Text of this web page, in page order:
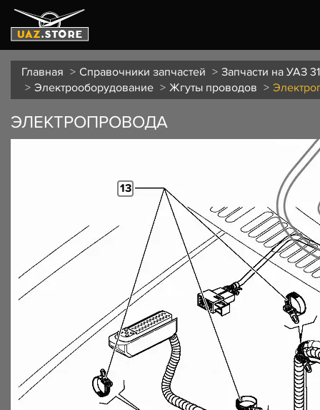
Главная Справочники запчастей
Запчасти на УАЗ
Электрооборудование
Жгуты проводов
ЭЛЕКТРОПРОВОДА
13